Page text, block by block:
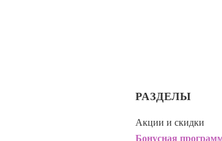
РАЗДЕЛЫ
Акции и скидки
Бонусная